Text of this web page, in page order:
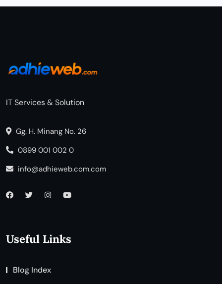
IT Services & Solution
Gg. H. Minang No. 26
0899 001 002 0
info@adhieweb.com.com
Useful Links
Blog Index